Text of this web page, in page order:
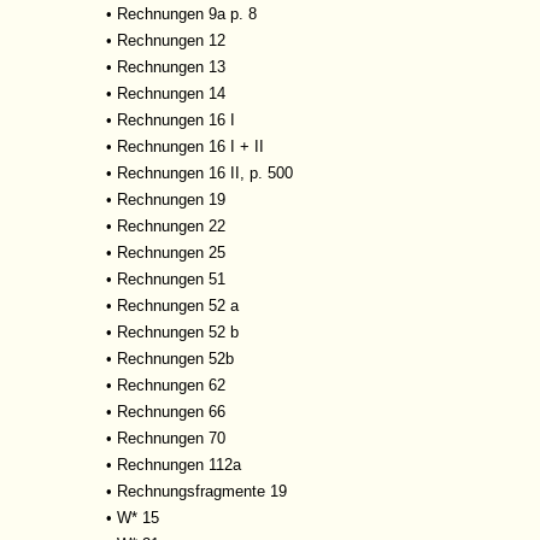
• Rechnungen 9a p. 8
• Rechnungen 12
• Rechnungen 13
• Rechnungen 14
• Rechnungen 16 I
• Rechnungen 16 I + II
• Rechnungen 16 II, p. 500
• Rechnungen 19
• Rechnungen 22
• Rechnungen 25
• Rechnungen 51
• Rechnungen 52 a
• Rechnungen 52 b
• Rechnungen 52b
• Rechnungen 62
• Rechnungen 66
• Rechnungen 70
• Rechnungen 112a
• Rechnungsfragmente 19
• W* 15